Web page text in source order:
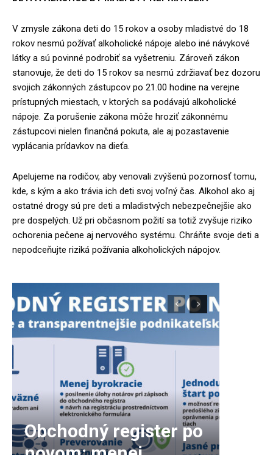
V zmysle zákona deti do 15 rokov a osoby mladistvé do 18
rokov nesmú požívať alkoholické nápoje alebo iné návykové
látky a sú povinné podrobiť sa vyšetreniu. Zároveň zákon
stanovuje, že deti do 15 rokov sa nesmú zdržiavať bez dozoru
svojich zákonných zástupcov po 21.00 hodine na verejne
prístupných miestach, v ktorých sa podávajú alkoholické
nápoje. Za porušenie zákona môže hroziť zákonnému
zástupcovi nielen finančná pokuta, ale aj pozastavenie
vyplácania prídavkov na dieťa.
Apelujeme na rodičov, aby venovali zvýšenú pozornosť tomu,
kde, s kým a ako trávia ich deti svoj voľný čas. Alkohol ako aj
ostatné drogy sú pre deti a mladistvých nebezpečnejšie ako
pre dospelých. Už pri občasnom požití sa totiž zvyšuje riziko
ochorenia pečene aj nervového systému. Chráňte svoje deti a
nepodceňujte riziká požívania alkoholických nápojov.
Obchodný register po